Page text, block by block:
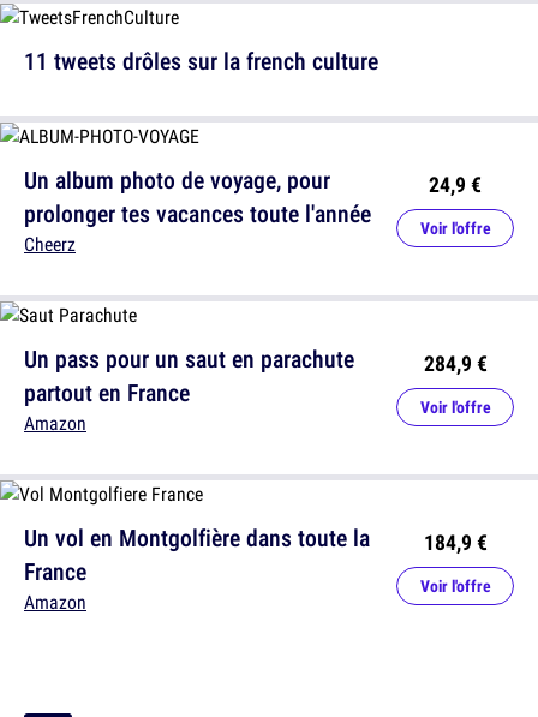
Un album photo de voyage, pour
prolonger tes vacances toute l'année
Cheerz
24,9 €
Voir l'offre
Un vol en Montgolfière dans toute la
France
Amazon
184,9 €
Voir l'offre
11 tweets drôles sur la french culture
Un pass pour un saut en parachute
partout en France
Amazon
284,9 €
Voir l'offre